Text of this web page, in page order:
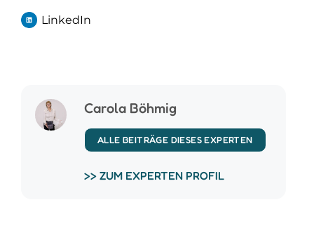
LinkedIn
Carola Böhmig
ALLE BEITRÄGE DIESES EXPERTEN
>> ZUM EXPERTEN PROFIL